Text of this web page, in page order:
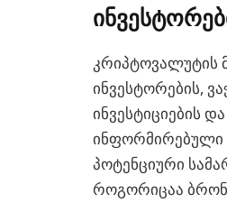
კრიპტოვალუტის
ინვესტორების,
ინვესტიციების
ინფორმირებული
პოტენციური
როგორიცაა